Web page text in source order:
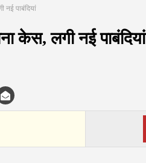
नई पाबंदियां
केस, लगी नई पाबंदियां